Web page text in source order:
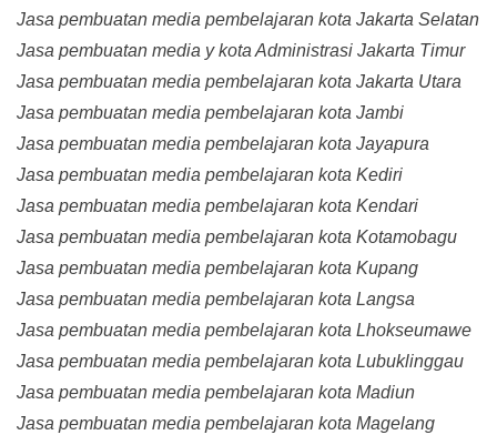
Jasa pembuatan media pembelajaran kota Jakarta Selatan
Jasa pembuatan media y kota Administrasi Jakarta Timur
Jasa pembuatan media pembelajaran kota Jakarta Utara
Jasa pembuatan media pembelajaran kota Jambi
Jasa pembuatan media pembelajaran kota Jayapura
Jasa pembuatan media pembelajaran kota Kediri
Jasa pembuatan media pembelajaran kota Kendari
Jasa pembuatan media pembelajaran kota Kotamobagu
Jasa pembuatan media pembelajaran kota Kupang
Jasa pembuatan media pembelajaran kota Langsa
Jasa pembuatan media pembelajaran kota Lhokseumawe
Jasa pembuatan media pembelajaran kota Lubuklinggau
Jasa pembuatan media pembelajaran kota Madiun
Jasa pembuatan media pembelajaran kota Magelang